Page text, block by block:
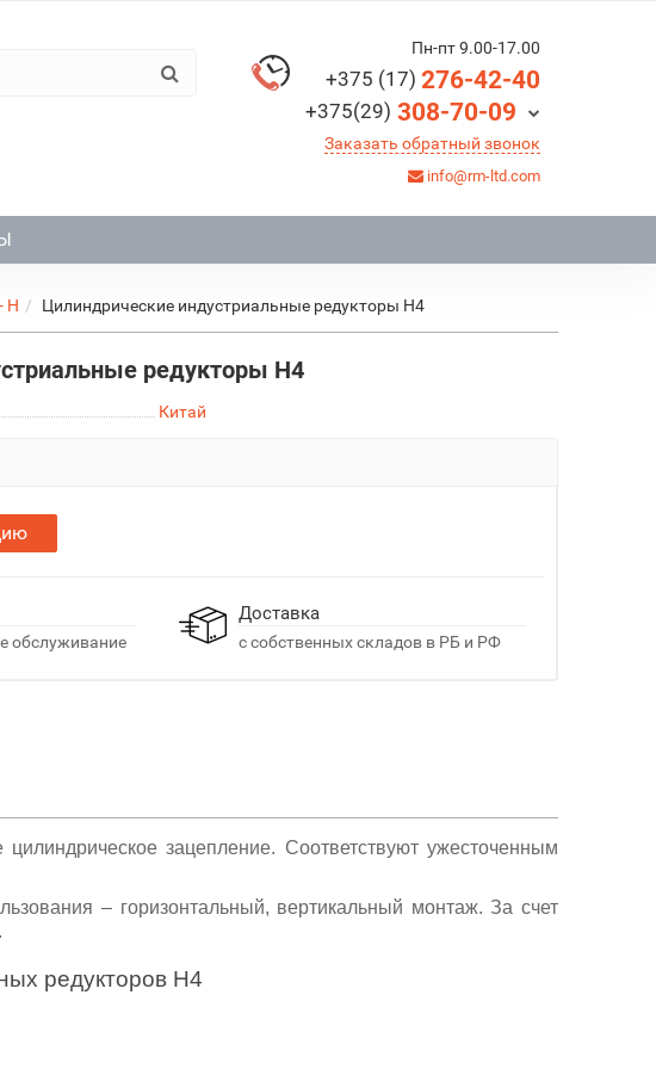
Пн-пт 9.00-17.00
+375 (17) 276-42-40
+375(29) 308-70-09
Заказать обратный звонок
info@rm-ltd.com
Н Цилиндрические индустриальные редукторы Н4
редукторы Н4
Китай
обслуживание
Доставка
с собственных складов в РБ и РФ
зацепление. Соответствуют ужесточенным
– горизонтальный, вертикальный монтаж. За счет
редукторов Н4